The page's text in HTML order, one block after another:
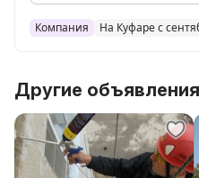
Компания На Куфаре с
Другие